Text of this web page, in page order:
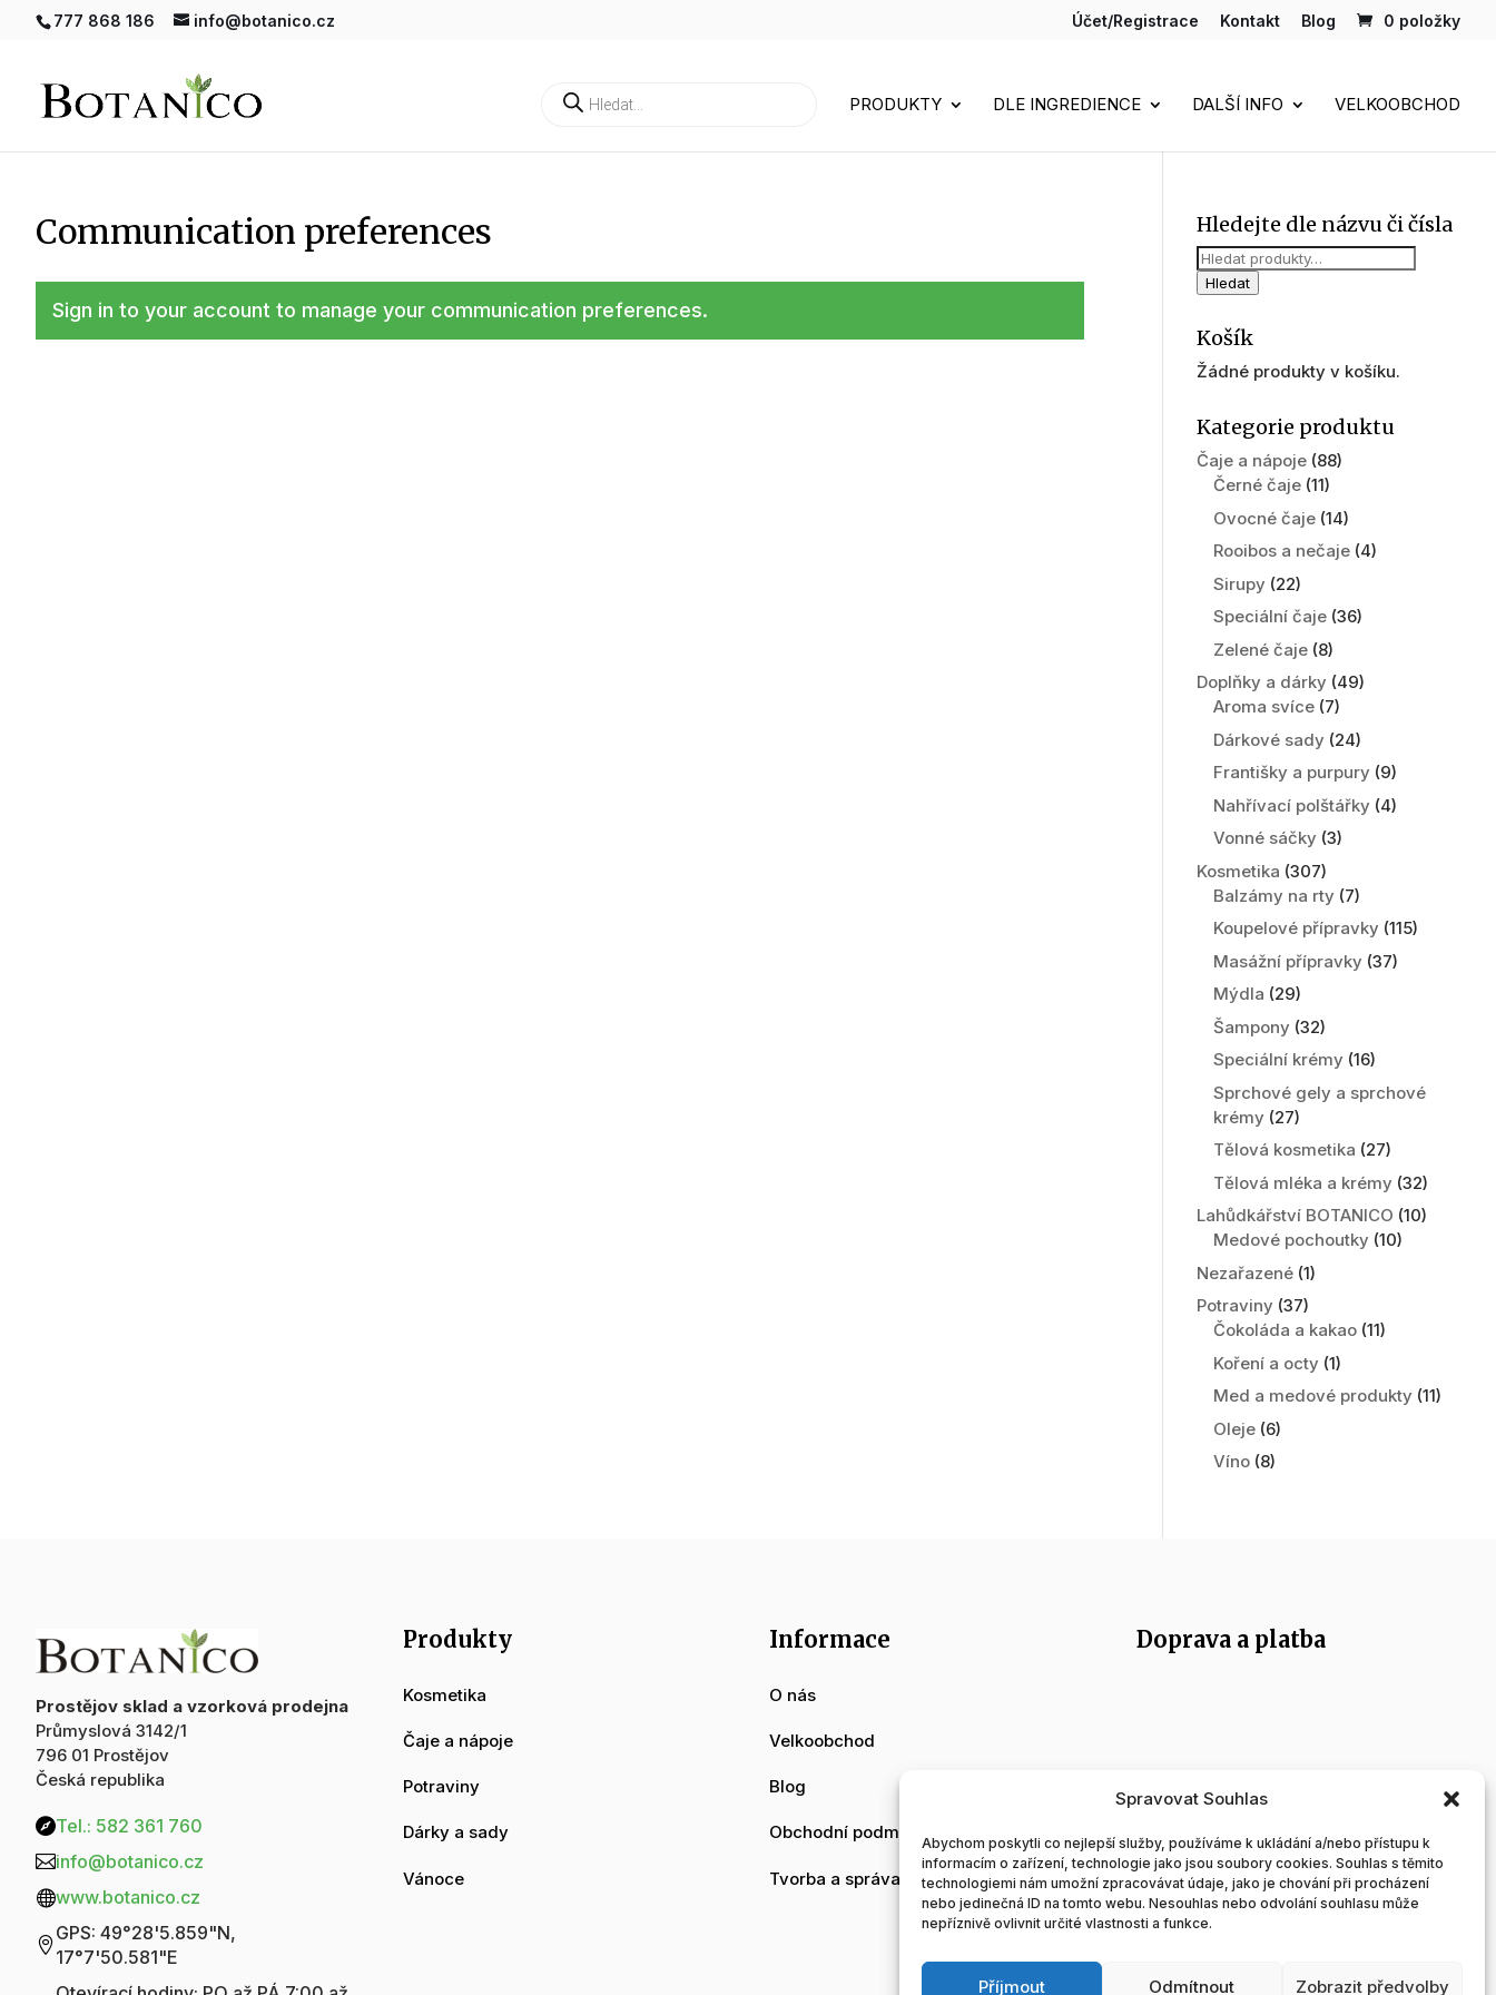
Spravovat Souhlas
Abychom poskytli co nejlepší služby, používáme k ukládání a/nebo přístupu k
informacím o zařízení, technologie jako jsou soubory cookies. Souhlas s těmito
technologiemi nám umožní zpracovávat údaje, jako je chování při procházení
nebo jedinečná ID na tomto webu. Nesouhlas nebo odvolání souhlasu může
nepříznivě ovlivnit určité vlastnosti a funkce.
Příjmout Odmítnout Zobrazit předvolby
777 868 186 info@botanico.cz Účet/Registrace Kontakt Blog 0 položky
Products
search
PRODUKTY DLE INGREDIENCE DALŠÍ INFO VELKOOBCHOD
Communication preferences
Sign in to your account to manage your communication preferences.
Hledejte dle názvu či čísla
Hledat:
Hledat
Košík
Žádné produkty v košíku.
Kategorie produktu
Čaje a nápoje (88)
Černé čaje (11)
Ovocné čaje (14)
Rooibos a nečaje (4)
Sirupy (22)
Speciální čaje (36)
Zelené čaje (8)
Doplňky a dárky (49)
Aroma svíce (7)
Dárkové sady (24)
Františky a purpury (9)
Nahřívací polštářky (4)
Vonné sáčky (3)
Kosmetika (307)
Balzámy na rty (7)
Koupelové přípravky (115)
Masážní přípravky (37)
Mýdla (29)
Šampony (32)
Speciální krémy (16)
Sprchové gely a sprchové
krémy (27)
Tělová kosmetika (27)
Tělová mléka a krémy (32)
Lahůdkářství BOTANICO (10)
Medové pochoutky (10)
Nezařazené (1)
Potraviny (37)
Čokoláda a kakao (11)
Koření a octy (1)
Med a medové produkty (11)
Oleje (6)
Víno (8)
Prostějov sklad a vzorková prodejna
Průmyslová 3142/1
796 01 Prostějov
Česká republika
Tel.: 582 361 760
info@botanico.cz
www.botanico.cz

GPS: 49°28'5.859"N,
17°7'50.581"E
Produkty
Kosmetika
Čaje a nápoje
Potraviny
Dárky a sady
Vánoce
Informace
O nás
Velkoobchod
Blog
Obchodní podmínky
Tvorba a správa www stránek
Doprava a platba